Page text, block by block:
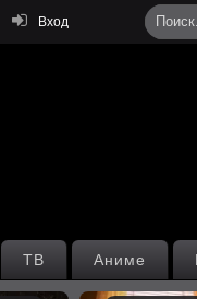
Вход
Аниме
ТВ